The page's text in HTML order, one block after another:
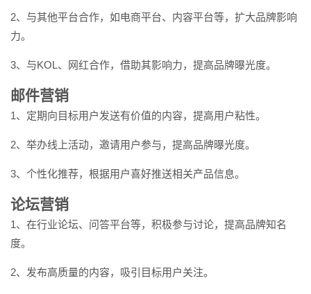
2、与其他平台合作，如电商平台、内容平台等，扩大品牌影响
力。
3、与KOL、网红合作，借助其影响力，提高品牌曝光度。
邮件营销
1、定期向目标用户发送有价值的内容，提高用户粘性。
2、举办线上活动，邀请用户参与，提高品牌曝光度。
3、个性化推荐，根据用户喜好推送相关产品信息。
论坛营销
1、在行业论坛、问答平台等，积极参与讨论，提高品牌知名
度。
2、发布高质量的内容，吸引目标用户关注。